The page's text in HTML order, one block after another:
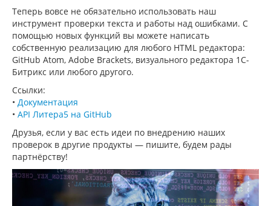
Теперь вовсе не обязательно использовать наш
инструмент проверки текста и работы над ошибками. С
помощью новых функций вы можете написать
собственную реализацию для любого HTML редактора:
GitHub Atom, Adobe Brackets, визуального редактора 1С-
Битрикс или любого другого.
Ссылки:
• Документация
• API Литера5 на GitHub
Друзья, если у вас есть идеи по внедрению наших
проверок в другие продукты — пишите, будем рады
партнёрству!